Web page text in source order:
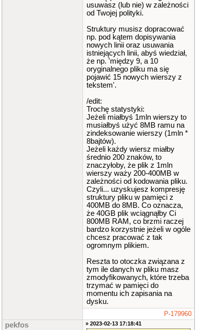
usuwasz (lub nie) w zależności
od Twojej polityki.
Struktury musisz dopracować
np. pod kątem dopisywania
nowych linii oraz usuwania
istniejących linii, abyś wiedział,
że np. 'między 9, a 10
oryginalnego pliku ma się
pojawić 15 nowych wierszy z
tekstem'.
/edit:
Trochę statystyki:
Jeżeli miałbyś 1mln wierszy to
musiałbyś użyć 8MB ramu na
zindeksowanie wierszy (1mln *
8bajtów).
Jeżeli każdy wiersz miałby
średnio 200 znaków, to
znaczyłoby, że plik z 1mln
wierszy waży 200-400MB w
zależności od kodowania pliku.
Czyli... uzyskujesz kompresję
struktury pliku w pamięci z
400MB do 8MB. Co oznacza,
że 40GB plik wciągnąłby Ci
800MB RAM, co brzmi raczej
bardzo korzystnie jeżeli w ogóle
chcesz pracować z tak
ogromnym plikiem.
Reszta to otoczka związana z
tym ile danych w pliku masz
zmodyfikowanych, które trzeba
trzymać w pamięci do
momentu ich zapisania na
dysku.
P-179960
pekfos » 2023-02-13 17:18:41